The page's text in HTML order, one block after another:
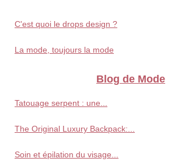
C'est quoi le drops design ?
La mode, toujours la mode
Blog de Mode
Tatouage serpent : une...
The Original Luxury Backpack:...
Soin et épilation du visage...